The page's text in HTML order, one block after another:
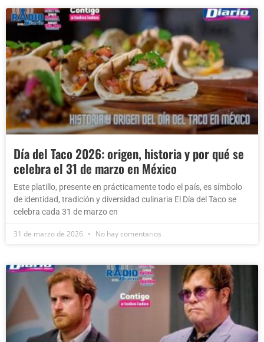
Día del Taco 2026: origen, historia y por qué se
celebra el 31 de marzo en México
Este platillo, presente en prácticamente todo el país, es símbolo
de identidad, tradición y diversidad culinaria El Día del Taco se
celebra cada 31 de marzo en
31 de marzo de 2026 No hay comentarios